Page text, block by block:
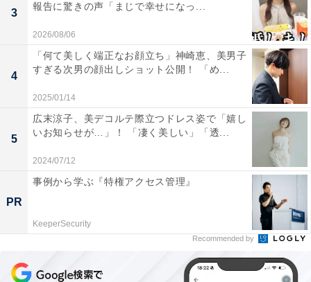
3
報告に驚きの声「まじで幸せになっ...
2026/08/06
4
「何て美しく端正なお顔立ち」神崎恵、美男子
すぎる次男の顔出しショット公開！ 「め...
2025/01/14
5
広末涼子、美デコルテ際立つドレス姿で「嬉し
いお知らせが…」！ 「凄く美しい」「透...
2024/07/12
PR
事例から学ぶ『特権アクセス管理』
KeeperSecurity
Recommended by